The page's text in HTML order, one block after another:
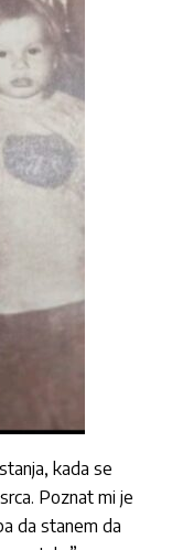
kada se
Poznat mi je
da stanem da